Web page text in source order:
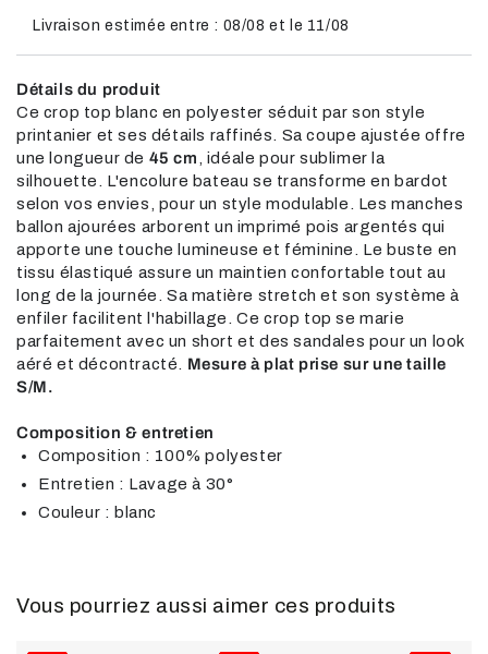
Livraison estimée entre : 08/08 et le 11/08
Détails du produit
Ce crop top blanc en polyester séduit par son style
printanier et ses détails raffinés. Sa coupe ajustée offre
une longueur de 45 cm, idéale pour sublimer la
silhouette. L'encolure bateau se transforme en bardot
selon vos envies, pour un style modulable. Les manches
ballon ajourées arborent un imprimé pois argentés qui
apporte une touche lumineuse et féminine. Le buste en
tissu élastiqué assure un maintien confortable tout au
long de la journée. Sa matière stretch et son système à
enfiler facilitent l'habillage. Ce crop top se marie
parfaitement avec un short et des sandales pour un look
aéré et décontracté. Mesure à plat prise sur une taille
S/M.
Composition & entretien
Composition : 100% polyester
Entretien : Lavage à 30°
Couleur : blanc
Vous pourriez aussi aimer ces produits